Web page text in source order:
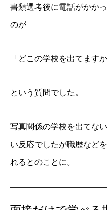
書類選考後に電話がかか
のが
「どこの学校を出てますか
という質問でした。
写真関係の学校を出てな
い反応でしたが職歴など
れるとのことに。